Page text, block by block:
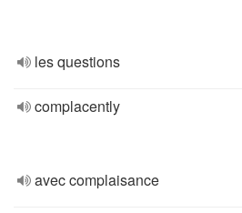
les questions
complacently
avec complaisance